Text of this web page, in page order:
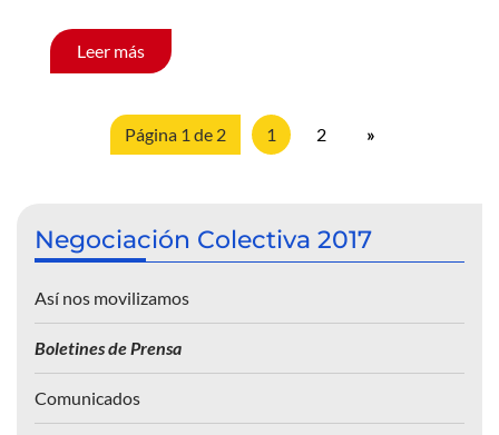
Leer más
Página 1 de 2 1 2 »
Negociación Colectiva 2017
Así nos movilizamos
Boletines de Prensa
Comunicados